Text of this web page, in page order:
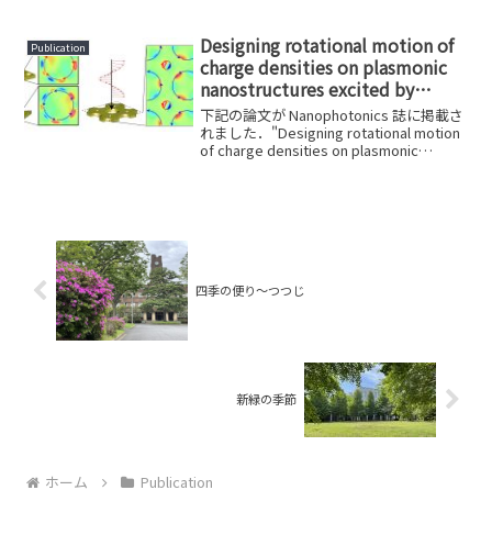
生」Vol. 48(4), pp. 174-178 (202...
Publication
Designing rotational motion of
charge densities on plasmonic
nanostructures excited by
circularly polarized light
下記の論文が Nanophotonics 誌に掲載さ
れました．"Designing rotational motion
of charge densities on plasmonic
四季の便り〜つつじ
新緑の季節
ホーム Publication